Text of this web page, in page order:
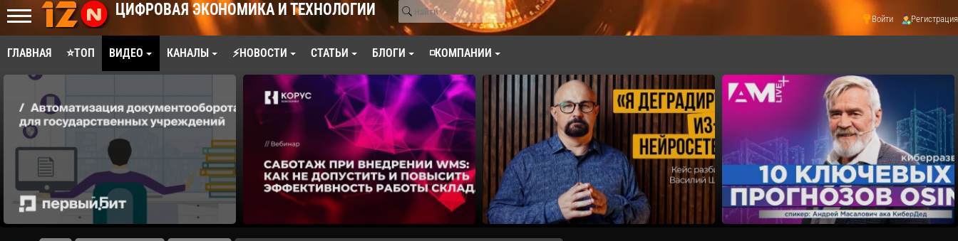
ЦИФРОВАЯ ЭКОНОМИКА И ТЕХНОЛОГИИ Войти Регистрация
ГЛАВНАЯ ⭐ТОП ВИДЕО КАНАЛЫ ⚡НОВОСТИ СТАТЬИ БЛОГИ ◽КОМПАНИИ